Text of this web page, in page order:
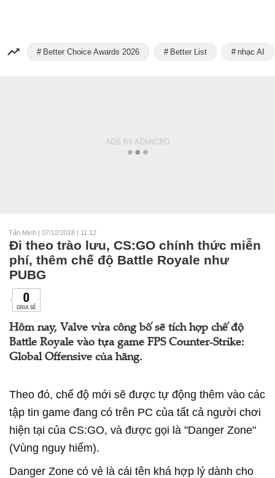
Better Choice Awards 2026 Better List nhạc AI
Tấn Minh | 07/12/2018 | 11:12
Đi theo trào lưu, CS:GO chính thức miễn
phí, thêm chế độ Battle Royale như
PUBG
0
CHIA SẺ
Hôm nay, Valve vừa công bố sẽ tích hợp chế độ
Battle Royale vào tựa game FPS Counter-Strike:
Global Offensive của hãng.
Theo đó, chế độ mới sẽ được tự động thêm vào các
tập tin game đang có trên PC của tất cả người chơi
hiện tại của CS:GO, và được gọi là "Danger Zone"
(Vùng nguy hiểm).
Danger Zone có vẻ là cái tên khá hợp lý dành cho